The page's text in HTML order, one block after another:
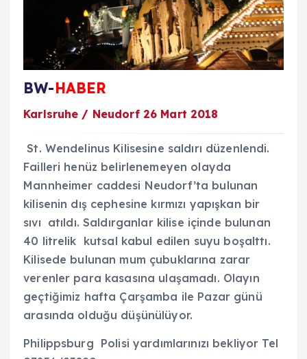
BW-HABER
Karlsruhe / Neudorf 26 Mart 2018
St. Wendelinus Kilisesine saldırı düzenlendi.
Failleri henüz belirlenemeyen olayda
Mannheimer caddesi Neudorf’ta bulunan
kilisenin dış cephesine kırmızı yapışkan bir
sıvı atıldı. Saldırganlar kilise içinde bulunan
40 litrelik kutsal kabul edilen suyu boşalttı.
Kilisede bulunan mum çubuklarına zarar
verenler para kasasına ulaşamadı. Olayın
geçtiğimiz hafta Çarşamba ile Pazar günü
arasında olduğu düşünülüyor.
Philippsburg Polisi yardımlarınızı bekliyor Tel